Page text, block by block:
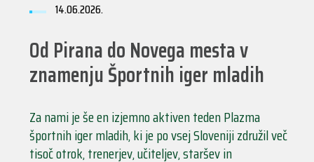
14.06.2026.
Od Pirana do Novega mesta v
znamenju Športnih iger mladih
Za nami je še en izjemno aktiven teden Plazma
športnih iger mladih, ki je po vsej Sloveniji združil več
tisoč otrok, trenerjev, učiteljev, staršev in